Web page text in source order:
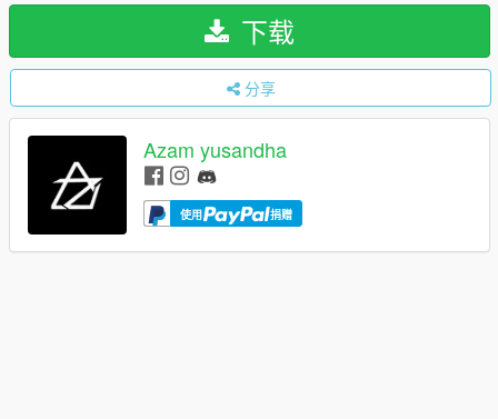
下载
分享
Azam yusandha
使用 捐赠